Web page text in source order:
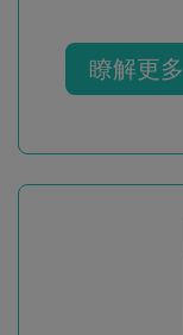
瞭解更多